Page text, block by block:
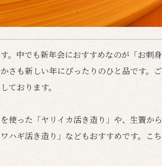
。中でも新年会におすすめなのが「お刺身
さも新しい年にぴったりのひと品です。ご
ております。
使った「ヤリイカ活き造り」や、生簀から
ハギ活き造り」などもおすすめです。こち